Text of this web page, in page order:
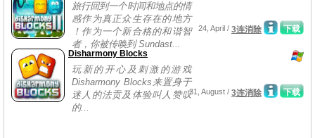
旅行回到一个时间和地点的情
感作为真正众生存在的地方
！作为一个新合格的和谐智
者，你被传唤到 Sundast...
下载
24, April / 3连消除
Disharmony Blocks
玩新的开心及刺激的游戏
Disharmony Blocks来置身于
迷人的法贡及体验叫人赞叹
的...
下载
31, August / 3连消除